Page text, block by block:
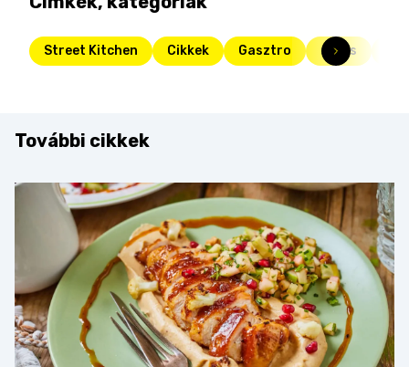
Street Kitchen Cikkek Gasztro sütés
További cikkek